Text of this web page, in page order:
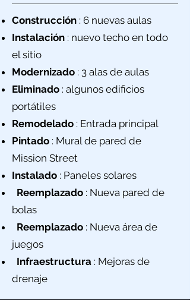
Construcción : 6 nuevas aulas
Instalación : nuevo techo en todo
el sitio
Modernizado : 3 alas de aulas
Eliminado : algunos edificios
portátiles
Remodelado : Entrada principal
Pintado : Mural de pared de
Mission Street
Instalado : Paneles solares
Reemplazado : Nueva pared de
bolas
Reemplazado : Nueva área de
juegos
Infraestructura : Mejoras de
drenaje